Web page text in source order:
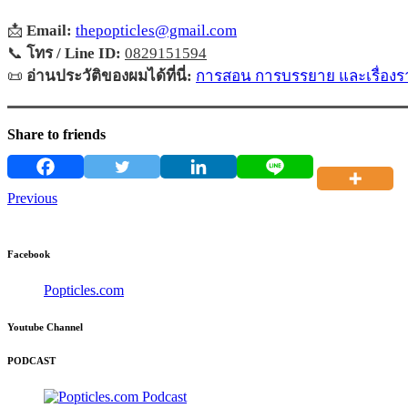
📩 Email: thepopticles@gmail.com
📞 โทร / Line ID: 0829151594
📜 อ่านประวัติของผมได้ที่นี่: การสอน การบรรยาย และเรื่อง
Share to friends
Previous
Facebook
Popticles.com
Youtube Channel
PODCAST